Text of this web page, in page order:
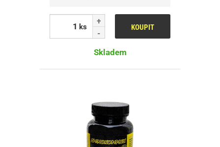
ks KOUPIT
Skladem